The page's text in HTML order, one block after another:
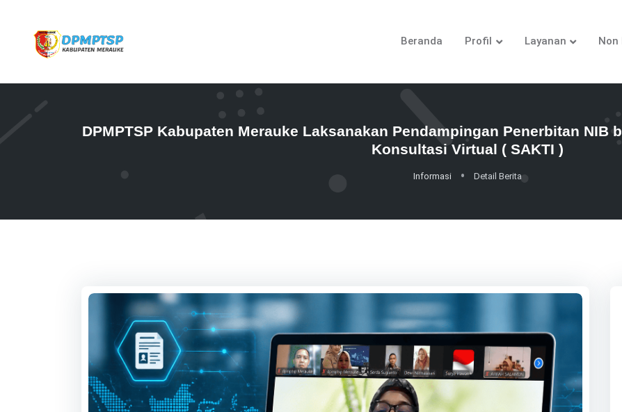
Beranda Profil Layanan Non
DPMPTSP Kabupaten Merauke Laksanakan Pendampingan Penerbitan NIB
Konsultasi Virtual ( SAKTI )
Informasi Detail Berita